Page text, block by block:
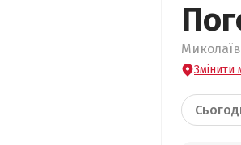
Змінити